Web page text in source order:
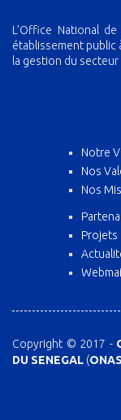
L’Office National
établissement public
la gestion du secteur
Notre
Nos
Nos
Projets
Copyright © 2017 -
DU SENEGAL (ONAS